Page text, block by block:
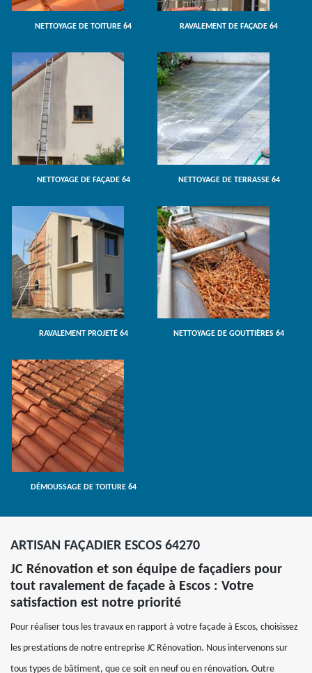
NETTOYAGE DE TOITURE 64 RAVALEMENT DE FAÇADE 64
NETTOYAGE DE FAÇADE 64 NETTOYAGE DE TERRASSE 64
RAVALEMENT PROJETÉ 64 NETTOYAGE DE GOUTTIÈRES 64
DÉMOUSSAGE DE TOITURE 64
ARTISAN FAÇADIER ESCOS 64270
JC Rénovation et son équipe de façadiers pour
tout ravalement de façade à Escos : Votre
satisfaction est notre priorité
Pour réaliser tous les travaux en rapport à votre façade à Escos, choisissez
les prestations de notre entreprise JC Rénovation. Nous intervenons sur
tous types de bâtiment, que ce soit en neuf ou en rénovation. Outre